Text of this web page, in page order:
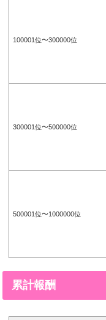
100001位〜300000位
300001位〜500000位
500001位〜1000000位
累計報酬